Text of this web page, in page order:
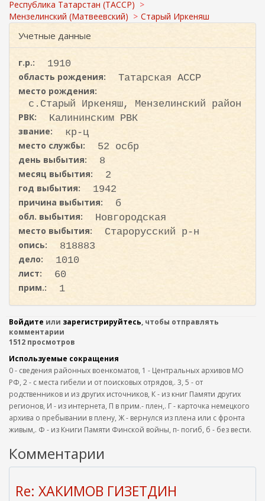
к
Республика Татарстан (ТАССР)
Мензелинский (Матвеевский)
Старый Иркеняш
Учетные данные
г.р.:
1910
область рождения:
Татарская АССР
место рождения:
с.Старый Иркеняш, Мензелинский район
РВК:
Калининским РВК
звание:
кр-ц
место службы:
52 осбр
день выбытия:
8
месяц выбытия:
2
год выбытия:
1942
причина выбытия:
б
обл. выбытия:
Новгородская
место выбытия:
Старорусский р-н
опись:
818883
дело:
1010
лист:
60
прим.:
1
Войдите или зарегистрируйтесь, чтобы отправлять
комментарии
1512 просмотров
Используемые сокращения
0 - сведения районных военкоматов, 1 - Центральных архивов МО
РФ, 2 - с места гибели и от поисковых отрядов,. 3, 5 - от
родственников и из других источников, К - из книг Памяти других
регионов, И - из интернета, П в прим.- плен,. Г - карточка немецкого
архива о пребывании в плену, Ж - вернулся из плена или с фронта
живым,. Ф - из Книги Памяти Финской войны, п- погиб, б - без вести.
Комментарии
Re: ХАКИМОВ ГИЗЕТДИН